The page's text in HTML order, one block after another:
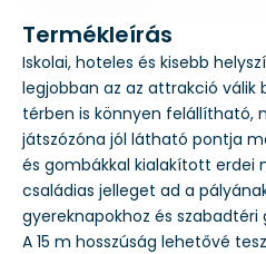
Termékleírás
Iskolai, hoteles és kisebb
legjobban az az attrakció válik
térben is könnyen felállítható,
játszózóna jól látható pontja
és gombákkal kialakított erdei
családias jelleget ad a
gyereknapokhoz és
A 15 m hosszúság lehetővé